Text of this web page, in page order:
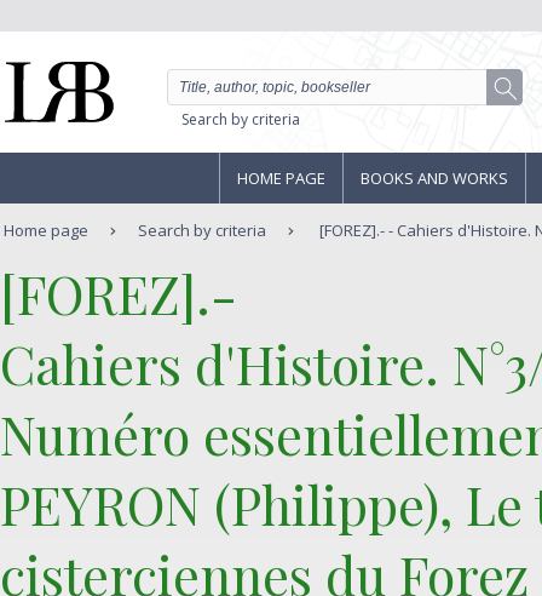
Search by criteria
HOME PAGE BOOKS AND WORKS
Home page Search by criteria [FOREZ].- - Cahiers d'Histoire.
‎[FOREZ].-‎
‎Cahiers d'Histoire.
Numéro
PEYRON (Philippe),
cisterciennes du Forez